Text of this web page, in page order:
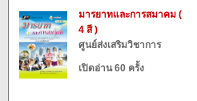
มารยาทและการสมาคม (
4 สี )
ศูนย์ส่งเสริมวิชาการ
เปิดอ่าน 60 ครั้ง